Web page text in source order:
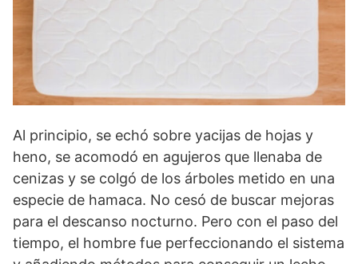
Al principio, se echó sobre yacijas de hojas y
heno, se acomodó en agujeros que llenaba de
cenizas y se colgó de los árboles metido en una
especie de hamaca. No cesó de buscar mejoras
para el descanso nocturno. Pero con el paso del
tiempo, el hombre fue perfeccionando el sistema